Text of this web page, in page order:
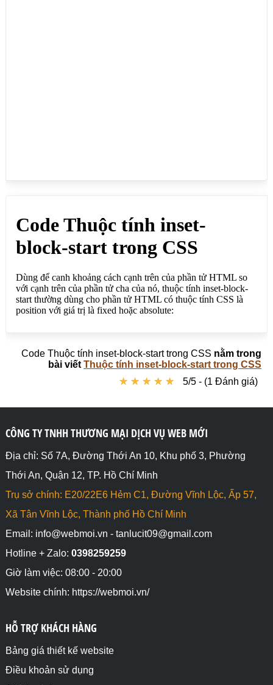
</div>
<div>
	<span style="inset-block-start: 15%">inset-
15%)</span>
</div>
<div>
phần tử cha auto)</span>
block-start: 0 (cách cạnh trên của phần tử cha 0px)
</div>
</body>
Code Thuộc tính inset-block-start trong CSS nằm trong
bài viết Thuộc tính inset-block-start trong CSS
★ ★ ★ ★ ★
★ ★ ★ ★ ★ 5/5 - (1 Đánh giá)
CÔNG TY TNHH THƯƠNG MẠI DỊCH VỤ WEB MỚI
Địa chỉ: Số 7A, Đường Thới An 10, Khu phố 3, Phường
Thới An, Quận 12, TP. Hồ Chí Minh
Trụ sở chính: E20/22E6 Hẻm C1, Đường Vĩnh Lộc, Ấp 57,
Xã Tân Vĩnh Lộc, Thành phố Hồ Chí Minh
Email: info@webmoi.vn - tanlucit09@gmail.com
Hotline + Zalo: 0398259259
Giờ làm việc: 08:00 - 20:00
Website chính: https://webmoi.vn/
HỖ TRỢ KHÁCH HÀNG
Bảng giá thiết kế website
Điều khoản sử dụng